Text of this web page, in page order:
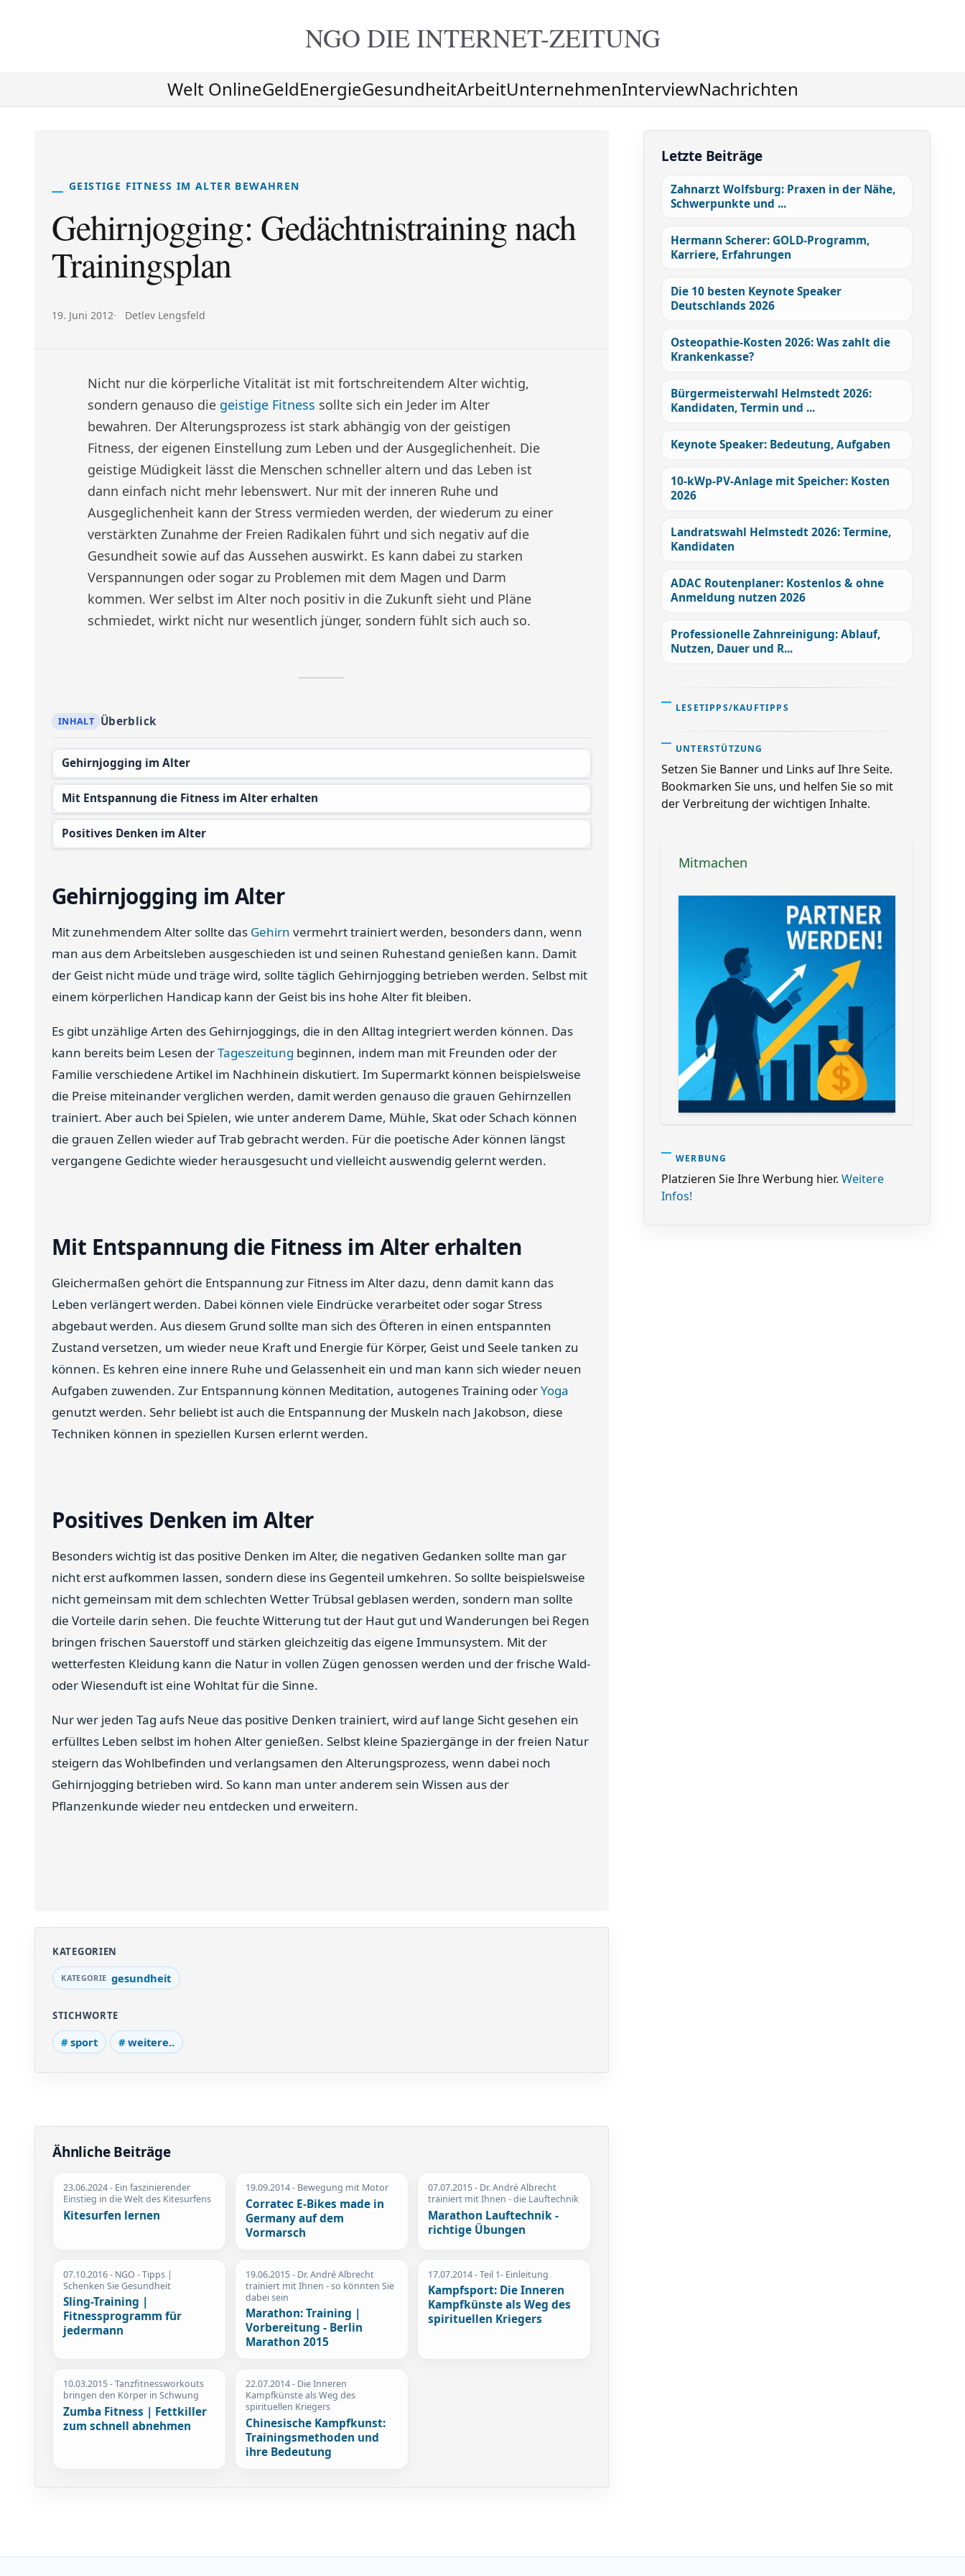
NGO DIEINTERNET-ZEITUNG
Welt OnlineGeldEnergieGesundheitArbeitUnternehmenInterviewNachrichten
GEISTIGE FITNESS IM ALTER BEWAHREN
Gehirnjogging: Gedächtnistraining nach
Trainingsplan
Veröffentlicht am:
19. Juni 2012 Autor:
Detlev Lengsfeld
Nicht nur die körperliche Vitalität ist mit fortschreitendem Alter wichtig,
sondern genauso die geistige Fitness sollte sich ein Jeder im Alter
bewahren. Der Alterungsprozess ist stark abhängig von der geistigen
Fitness, der eigenen Einstellung zum Leben und der Ausgeglichenheit. Die
geistige Müdigkeit lässt die Menschen schneller altern und das Leben ist
dann einfach nicht mehr lebenswert. Nur mit der inneren Ruhe und
Ausgeglichenheit kann der Stress vermieden werden, der wiederum zu einer
verstärkten Zunahme der Freien Radikalen führt und sich negativ auf die
Gesundheit sowie auf das Aussehen auswirkt. Es kann dabei zu starken
Verspannungen oder sogar zu Problemen mit dem Magen und Darm
kommen. Wer selbst im Alter noch positiv in die Zukunft sieht und Pläne
schmiedet, wirkt nicht nur wesentlich jünger, sondern fühlt sich auch so.
Überblick
Gehirnjogging im Alter
Mit Entspannung die Fitness im Alter erhalten
Positives Denken im Alter
Gehirnjogging im Alter
Mit zunehmendem Alter sollte das Gehirn vermehrt trainiert werden, besonders dann, wenn
man aus dem Arbeitsleben ausgeschieden ist und seinen Ruhestand genießen kann. Damit
der Geist nicht müde und träge wird, sollte täglich Gehirnjogging betrieben werden. Selbst mit
einem körperlichen Handicap kann der Geist bis ins hohe Alter fit bleiben.
Es gibt unzählige Arten des Gehirnjoggings, die in den Alltag integriert werden können. Das
kann bereits beim Lesen derTageszeitung beginnen, indem man mit Freunden oder der
Familie verschiedene Artikel im Nachhinein diskutiert. Im Supermarkt können beispielsweise
die Preise miteinander verglichen werden, damit werden genauso die grauen Gehirnzellen
trainiert. Aber auch bei Spielen, wie unter anderem Dame, Mühle, Skat oder Schach können
die grauen Zellen wieder auf Trab gebracht werden. Für die poetische Ader können längst
vergangene Gedichte wieder herausgesucht und vielleicht auswendig gelernt werden.
Mit Entspannung die Fitness im Alter erhalten
Gleichermaßen gehört die Entspannung zur Fitness im Alter dazu, denn damit kann das
Leben verlängert werden. Dabei können viele Eindrücke verarbeitet oder sogar Stress
abgebaut werden. Aus diesem Grund sollte man sich des Öfteren in einen entspannten
Zustand versetzen, um wieder neue Kraft und Energie für Körper, Geist und Seele tanken zu
können. Es kehren eine innere Ruhe und Gelassenheit ein und man kann sich wieder neuen
Aufgaben zuwenden. Zur Entspannung können Meditation, autogenes Training oderYoga
genutzt werden. Sehr beliebt ist auch die Entspannung der Muskeln nach Jakobson, diese
Techniken können in speziellen Kursen erlernt werden.
Positives Denken im Alter
Besonders wichtig ist das positive Denken im Alter, die negativen Gedanken sollte man gar
nicht erst aufkommen lassen, sondern diese ins Gegenteil umkehren. So sollte beispielsweise
nicht gemeinsam mit dem schlechten Wetter Trübsal geblasen werden, sondern man sollte
die Vorteile darin sehen. Die feuchte Witterung tut der Haut gut und Wanderungen bei Regen
bringen frischen Sauerstoff und stärken gleichzeitig das eigene Immunsystem. Mit der
wetterfesten Kleidung kann die Natur in vollen Zügen genossen werden und der frische Wald-
oder Wiesenduft ist eine Wohltat für die Sinne.
Nur wer jeden Tag aufs Neue das positive Denken trainiert, wird auf lange Sicht gesehen ein
erfülltes Leben selbst im hohen Alter genießen. Selbst kleine Spaziergänge in der freien Natur
steigern das Wohlbefinden und verlangsamen den Alterungsprozess, wenn dabei noch
Gehirnjogging betrieben wird. So kann man unter anderem sein Wissen aus der
Pflanzenkunde wieder neu entdecken und erweitern.
KATEGORIEN
gesundheit
STICHWORTE
sport weitere..
Ähnliche Beiträge
23.06.2024- Ein faszinierender
Einstieg in die Welt des Kitesurfens
Kitesurfen lernen
19.09.2014- Bewegung mit Motor
Corratec E-Bikes made in
Germany auf dem
Vormarsch
07.07.2015- Dr. André Albrecht
trainiert mit Ihnen - die Lauftechnik
Marathon Lauftechnik -
richtige Übungen
07.10.2016- NGO - Tipps |
Schenken Sie Gesundheit
Sling-Training |
Fitnessprogramm für
jedermann
19.06.2015- Dr. André Albrecht
trainiert mit Ihnen - so könnten Sie
dabei sein
Marathon: Training |
Vorbereitung - Berlin
Marathon 2015
17.07.2014- Teil 1- Einleitung
Kampfsport: Die Inneren
Kampfkünste als Weg des
spirituellen Kriegers
10.03.2015- Tanzfitnessworkouts
bringen den Körper in Schwung
Zumba Fitness | Fettkiller
zum schnell abnehmen
22.07.2014- Die Inneren
Kampfkünste als Weg des
spirituellen Kriegers
Chinesische Kampfkunst:
Trainingsmethoden und
ihre Bedeutung
Letzte Beiträge
Zahnarzt Wolfsburg: Praxen in der Nähe,
Schwerpunkte und ...
Hermann Scherer: GOLD-Programm,
Karriere, Erfahrungen
Die 10 besten Keynote Speaker
Deutschlands 2026
Osteopathie-Kosten 2026: Was zahlt die
Krankenkasse?
Bürgermeisterwahl Helmstedt 2026:
Kandidaten, Termin und ...
Keynote Speaker: Bedeutung, Aufgaben
10-kWp-PV-Anlage mit Speicher: Kosten
2026
Landratswahl Helmstedt 2026: Termine,
Kandidaten
ADAC Routenplaner: Kostenlos & ohne
Anmeldung nutzen 2026
Professionelle Zahnreinigung: Ablauf,
Nutzen, Dauer und R...
LESETIPPS/KAUFTIPPS
UNTERSTÜTZUNG
Setzen Sie Banner und Links auf Ihre Seite.
Bookmarken Sie uns, und helfen Sie so mit
der Verbreitung der wichtigen Inhalte.
Mitmachen
WERBUNG
Platzieren Sie Ihre Werbung hier. Weitere
Infos!